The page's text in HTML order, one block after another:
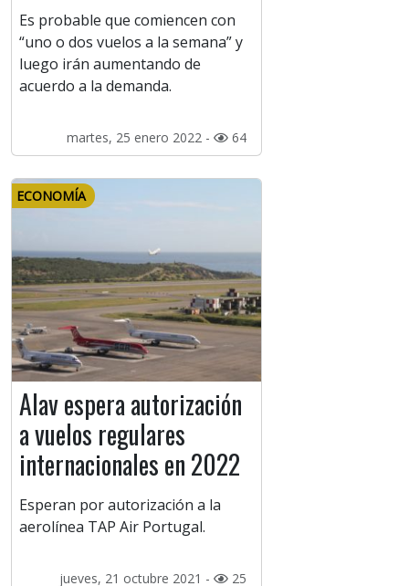
Es probable que comiencen con
“uno o dos vuelos a la semana” y
luego irán aumentando de
acuerdo a la demanda.
martes, 25 enero 2022 - 64
ECONOMÍA
Alav espera autorización
a vuelos regulares
internacionales en 2022
Esperan por autorización a la
aerolínea TAP Air Portugal.
jueves, 21 octubre 2021 - 25